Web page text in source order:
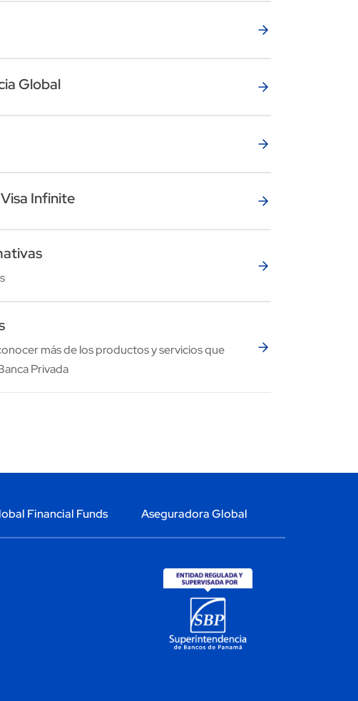
Global
Infinite
más de los productos y servicios que
Privada
Financial Funds Aseguradora Global